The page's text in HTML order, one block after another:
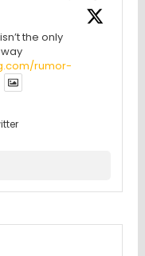
the only
rumor-